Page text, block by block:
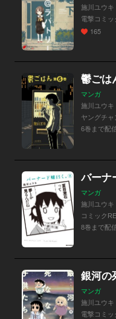
施川ユウ
電撃コミッ
165
鬱ごは
マンガ
施川ユウキ
ヤングチャ
6巻まで配
バーナ
マンガ
施川ユウキ
コミック
8巻まで配
銀河の
マンガ
施川ユウキ
電撃コミッ